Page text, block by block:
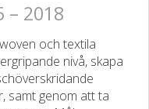
– 2018
och textila
nivå, skapa
samt genom att ta